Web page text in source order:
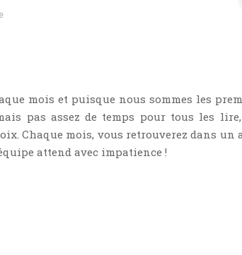
mois et puisque nous sommes les
pas assez de temps pour tous les
Chaque mois, vous retrouverez dans un
attend avec impatience !